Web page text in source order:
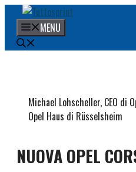
contenuto
MENU
NUOVA OPEL
Michael Lohscheller, CEO di
Opel Haus di Rüsselsheim